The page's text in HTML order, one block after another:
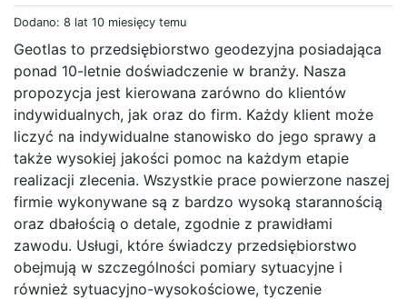
Dodano: 8 lat 10 miesięcy temu
Geotlas to przedsiębiorstwo geodezyjna posiadająca
ponad 10-letnie doświadczenie w branży. Nasza
propozycja jest kierowana zarówno do klientów
indywidualnych, jak oraz do firm. Każdy klient może
liczyć na indywidualne stanowisko do jego sprawy a
także wysokiej jakości pomoc na każdym etapie
realizacji zlecenia. Wszystkie prace powierzone naszej
firmie wykonywane są z bardzo wysoką starannością
oraz dbałością o detale, zgodnie z prawidłami
zawodu. Usługi, które świadczy przedsiębiorstwo
obejmują w szczególności pomiary sytuacyjne i
również sytuacyjno-wysokościowe, tyczenie